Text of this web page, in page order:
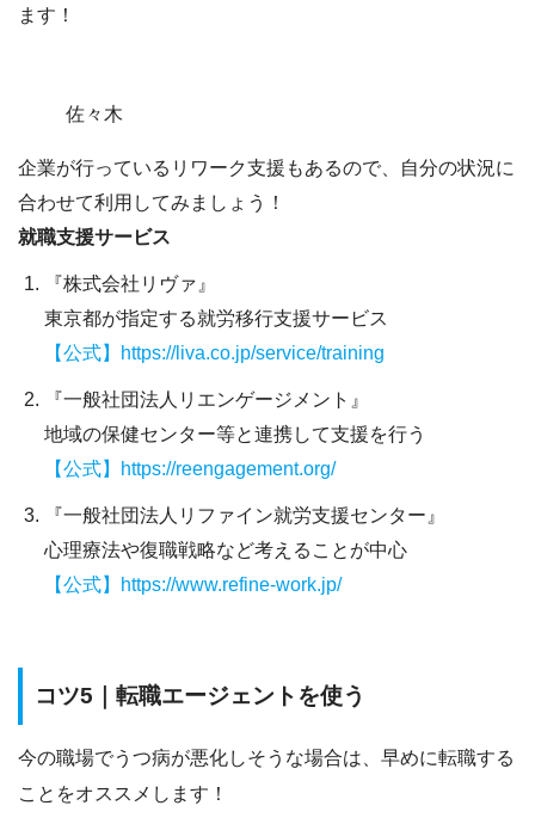
ます！
佐々木
企業が行っているリワーク支援もあるので、自分の状況に
合わせて利用してみましょう！
就職支援サービス
『株式会社リヴァ』
東京都が指定する就労移行支援サービス
【公式】https://liva.co.jp/service/training
『一般社団法人リエンゲージメント』
地域の保健センター等と連携して支援を行う
【公式】https://reengagement.org/
『一般社団法人リファイン就労支援センター』
心理療法や復職戦略など考えることが中心
【公式】https://www.refine-work.jp/
コツ5｜転職エージェントを使う
今の職場でうつ病が悪化しそうな場合は、早めに転職する
ことをオススメ します！